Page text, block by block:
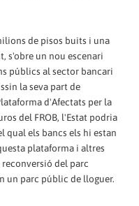
de pisos buits i una
s'obre un nou escenari
públics al sector bancari
la seva part de
d'Afectats per la
del FROB, l'Estat podria
qual els bancs els hi estan
plataforma i altres
del parc
un parc públic de lloguer.